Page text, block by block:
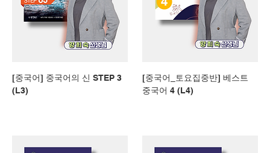
[중국어] 중국어의 신 STEP 3
(L3)
[중국어_토요집중반] 베스트
중국어 4 (L4)